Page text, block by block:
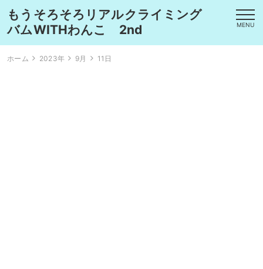
もうそろそろリアルクライミング
バムWITHわんこ 2nd
MENU
ホーム 2023年 9月 11日